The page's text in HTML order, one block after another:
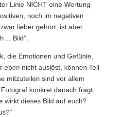
Linie NICHT eine Wertung
noch im negativen
lieber gehört, ist aber
Bild“.
die Emotionen und Gefühle,
eben nicht auslöst, können Teil
mitzuteilen sind vor allem
konkret danach fragt,
wirkt dieses Bild auf euch?